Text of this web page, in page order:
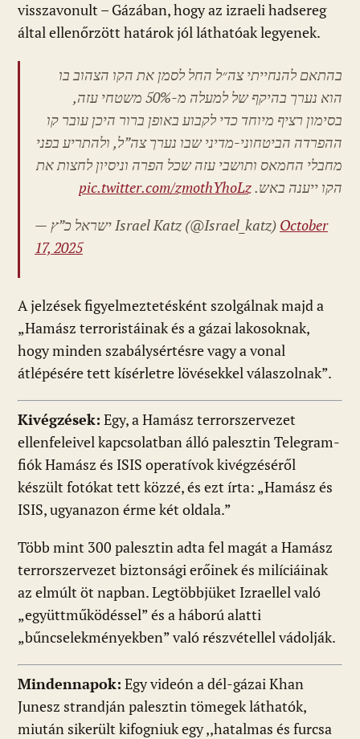
visszavonult – Gázában, hogy az izraeli hadsereg
által ellenőrzött határok jól láthatóak legyenek.
בהתאם להנחייתי צה״ל החל לסמן את הקו הצהוב בו
הוא נערך בהיקף של למעלה מ-50% משטחי עזה,
בסימון רציף מיוחד כדי לקבוע באופן ברור היכן עובר קו
ההפרדה הביטחוני-מדיני שבו נערך צה”ל, ולהתריע בפני
מחבלי החמאס ותושבי עזה שכל הפרה וניסיון לחצות את
הקו ייענה באש.pic.twitter.com/zmothYhoLz
— ישראל כ”ץ Israel Katz (@Israel_katz) October
17, 2025
A jelzések figyelmeztetésként szolgálnak majd a
„Hamász terroristáinak és a gázai lakosoknak,
hogy minden szabálysértésre vagy a vonal
átlépésére tett kísérletre lövésekkel válaszolnak”.
Kivégzések: Egy, a Hamász terrorszervezet
ellenfeleivel kapcsolatban álló palesztin Telegram-
fiók Hamász és ISIS operatívok kivégzéséről
készült fotókat tett közzé, és ezt írta: „Hamász és
ISIS, ugyanazon érme két oldala.”
Több mint 300 palesztin adta fel magát a Hamász
terrorszervezet biztonsági erőinek és milíciáinak
az elmúlt öt napban. Legtöbbjüket Izraellel való
„együttműködéssel” és a háború alatti
„bűncselekményekben” való részvétellel vádolják.
Mindennapok: Egy videón a dél-gázai Khan
Junesz strandján palesztin tömegek láthatók,
miután sikerült kifogniuk egy ,,hatalmas és furcsa